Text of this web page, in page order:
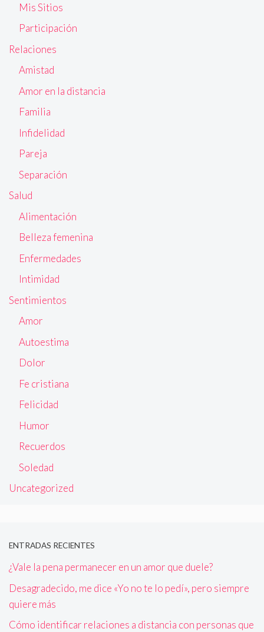
Mis Sitios
Participación
Relaciones
Amistad
Amor en la distancia
Familia
Infidelidad
Pareja
Separación
Salud
Alimentación
Belleza femenina
Enfermedades
Intimidad
Sentimientos
Amor
Autoestima
Dolor
Fe cristiana
Felicidad
Humor
Recuerdos
Soledad
Uncategorized
ENTRADAS RECIENTES
¿Vale la pena permanecer en un amor que duele?
Desagradecido, me dice «Yo no te lo pedí», pero siempre
quiere más
Cómo identificar relaciones a distancia con personas que